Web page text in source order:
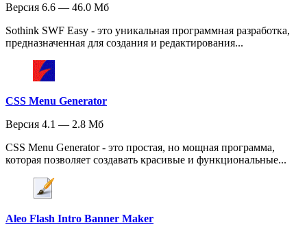
Версия 6.6 — 46.0 Мб
Sothink SWF Easy - это уникальная программная разработка,
предназначенная для создания и редактирования...
CSS Menu Generator
Версия 4.1 — 2.8 Мб
CSS Menu Generator - это простая, но мощная программа,
которая позволяет создавать красивые и функциональные...
Aleo Flash Intro Banner Maker